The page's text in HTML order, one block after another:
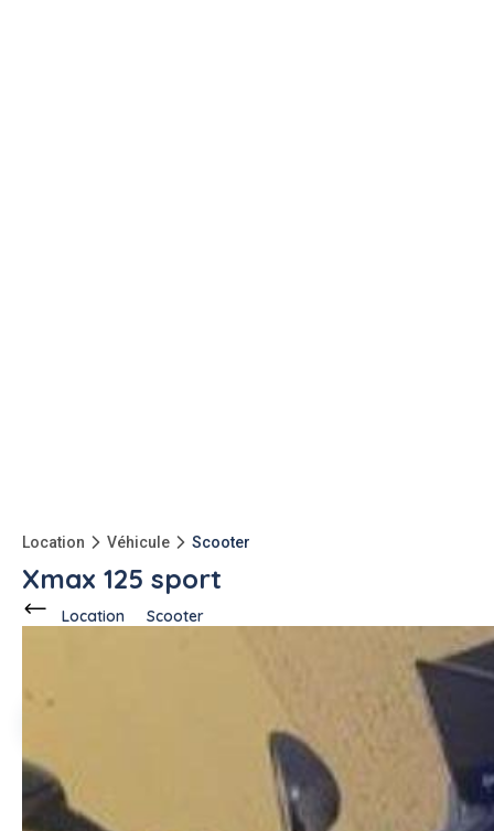
Location Véhicule Scooter
Xmax 125 sport
Location Scooter
1 annonce
-150kg